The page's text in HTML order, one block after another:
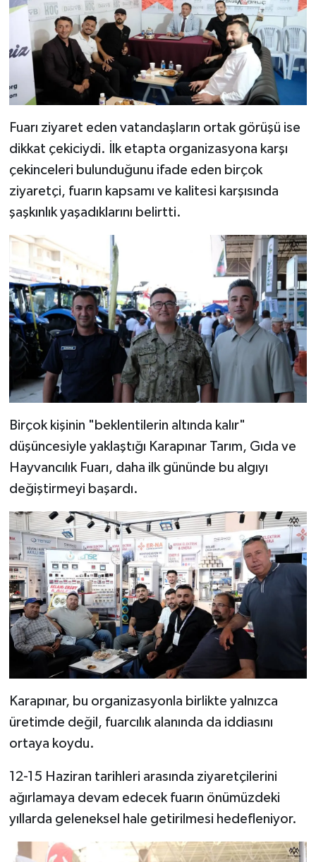
Fuarı ziyaret eden vatandaşların ortak görüşü ise
dikkat çekiciydi. İlk etapta organizasyona karşı
çekinceleri bulunduğunu ifade eden birçok
ziyaretçi, fuarın kapsamı ve kalitesi karşısında
şaşkınlık yaşadıklarını belirtti.
Birçok kişinin "beklentilerin altında kalır"
düşüncesiyle yaklaştığı Karapınar Tarım, Gıda ve
Hayvancılık Fuarı, daha ilk gününde bu algıyı
değiştirmeyi başardı.
Karapınar, bu organizasyonla birlikte yalnızca
üretimde değil, fuarcılık alanında da iddiasını
ortaya koydu.
12-15 Haziran tarihleri arasında ziyaretçilerini
ağırlamaya devam edecek fuarın önümüzdeki
yıllarda geleneksel hale getirilmesi hedefleniyor.